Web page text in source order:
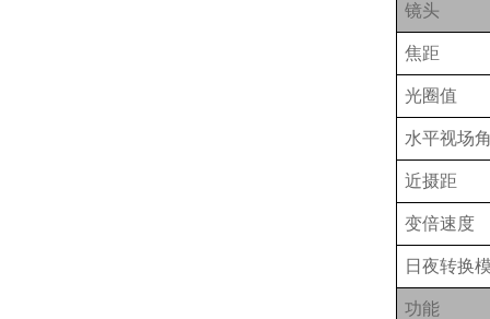
镜头
焦距
光圈值
水平视场
近摄距
变倍速度
日夜转换
功能